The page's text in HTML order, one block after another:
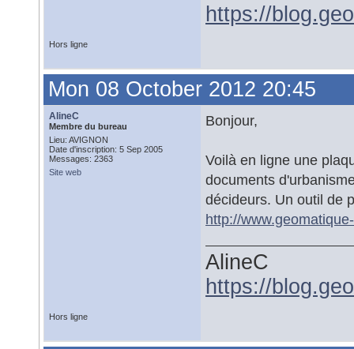
https://
Hors ligne
Mon 08 October 2012 20:45
AlineC
Membre du bureau
Lieu: AVIGNON
Date d'inscription: 5 Sep 2005
Messages: 2363
Site web
Bonjour,
Voilà en ligne une
documents
décideurs. Un outil de
http://
AlineC
https://
Hors ligne